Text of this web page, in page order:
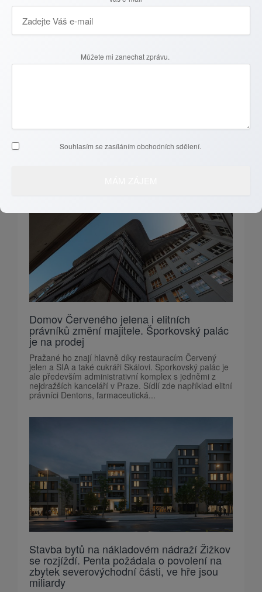
Recenze klientů
Reality aktuálně
Domov Červeného jelena i elitních
právníků změní majitele. Šporkovský palác
je na prodej
Pražané ho znají hlavně díky restauracím Červený
jelen a SIA a také cukráři Skálovi. Šporkovský palác je
ale především administrativní komplex s jedněmi z
nejdražších kanceláří v Praze. Sídlí zde například elitní
právníci Dentons, farmaceutická...
Stavba bytů na nákladovém nádraží Žižkov
se rozjíždí. Penta požádala o povolení na
zbytek severovýchodní části, ve hře jsou
miliardy
Můžete mi zanechat zprávu.
Souhlasím se zasíláním obchodních sdělení.